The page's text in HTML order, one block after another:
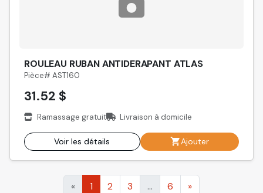
ROULEAU RUBAN ANTIDERAPANT ATLAS
Pièce# AST160
31.52 $
Ramassage gratuit Livraison à domicile
Voir les détails Ajouter
« 1 2 3 ... 6 »